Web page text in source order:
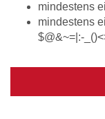
mindestens
mindestens
$@&~=|:-